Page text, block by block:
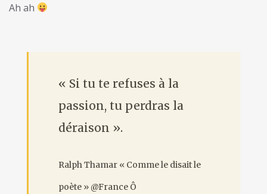
Ah ah
« Si tu te refuses à la
passion, tu perdras la
déraison ».
Ralph Thamar « Comme le disait le
poète » @France Ô